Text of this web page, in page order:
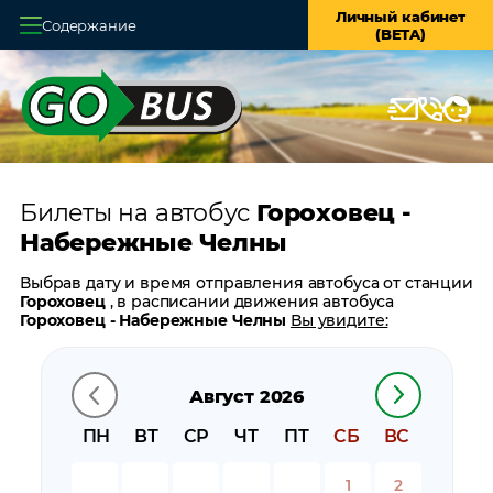
Содержание
Личный кабинет
(BETA)
Главная
О системе
Оплата и доставка
Возврат билетов
Заказ автобуса
Контакты
Билеты на автобус Гороховец -
Набережные Челны
Август 2026
ПН
ВТ СР ЧТ ПТ СБ ВС
1 2
Выбрав дату и время отправления автобуса от станции
Гороховец , в расписании движения автобуса
Гороховец - Набережные Челны Вы увидите:
время прибытия
время в пути
цену билета